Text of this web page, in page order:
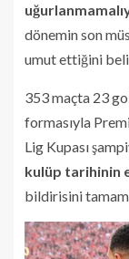
dönemin son
umut ettiğini
353 maçta 23
formasıyla
Lig Kupası
kulüp tarihinin
bildirisini